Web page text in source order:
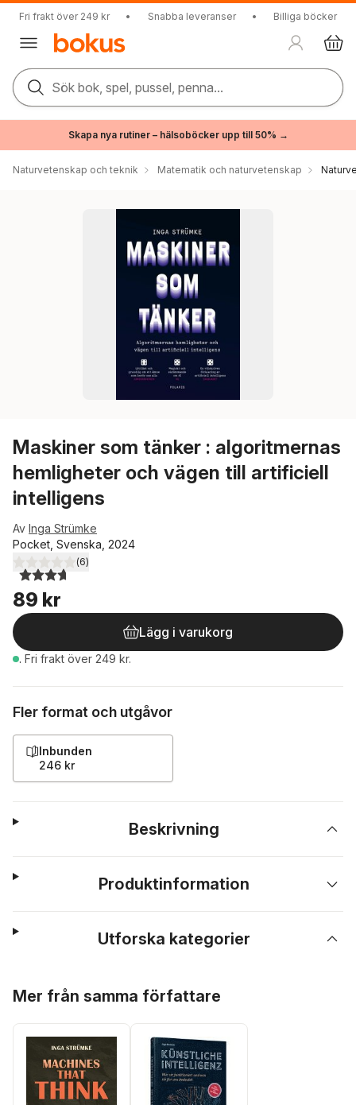
Fri frakt över 249 kr • Snabba leveranser • Billiga böcker
Sök bok, spel, pussel, penna...
Skapa nya rutiner – hälsoböcker upp till 50% →
Naturvetenskap och teknik Matematik och naturvetenskap
Maskiner som tänker : algoritmernas
hemligheter och vägen till artificiell
intelligens
Av Inga Strümke
Pocket, Svenska, 2024
3,7utav 5 stjärnor. Totalt antal röster:
(6)
89 kr
Lägg i varukorg
. Fri frakt över 249 kr.
Fler format och utgåvor
Inbunden
246 kr
Beskrivning
Produktinformation
Utforska kategorier
Mer från samma författare